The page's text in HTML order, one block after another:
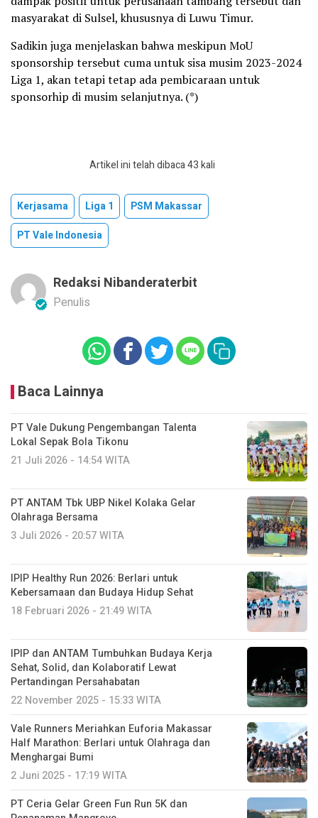
masyarakat di Sulsel, khususnya di Luwu Timur.
Sadikin juga menjelaskan bahwa meskipun MoU
sponsorship tersebut cuma untuk sisa musim 2023-2024
Liga 1, akan tetapi tetap ada pembicaraan untuk
sponsorhip di musim selanjutnya. (*)
Artikel ini telah dibaca 43 kali
Kerjasama Liga 1
PSM Makassar
PT Vale Indonesia
Redaksi Nibanderaterbit
Penulis
Baca Lainnya
PT Vale Dukung Pengembangan Talenta
Lokal Sepak Bola Tikonu
21 Juli 2026 - 14:54 WITA
PT ANTAM Tbk UBP Nikel Kolaka Gelar
Olahraga Bersama
3 Juli 2026 - 20:57 WITA
IPIP Healthy Run 2026: Berlari untuk
Kebersamaan dan Budaya Hidup Sehat
18 Februari 2026 - 21:49 WITA
IPIP dan ANTAM Tumbuhkan Budaya Kerja
Sehat, Solid, dan Kolaboratif Lewat
Pertandingan Persahabatan
22 November 2025 - 15:33 WITA
Vale Runners Meriahkan Euforia Makassar
Half Marathon: Berlari untuk Olahraga dan
Menghargai Bumi
2 Juni 2025 - 17:19 WITA
PT Ceria Gelar Green Fun Run 5K dan